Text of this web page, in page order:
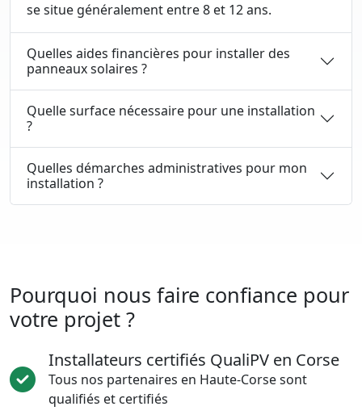
se situe généralement entre 8 et 12 ans.
Quelles aides financières pour installer des
panneaux solaires ?
Quelle surface nécessaire pour une installation
?
Quelles démarches administratives pour mon
installation ?
Pourquoi nous faire confiance pour
votre projet ?
Installateurs certifiés QualiPV en Corse
Tous nos partenaires en Haute-Corse sont
qualifiés et certifiés